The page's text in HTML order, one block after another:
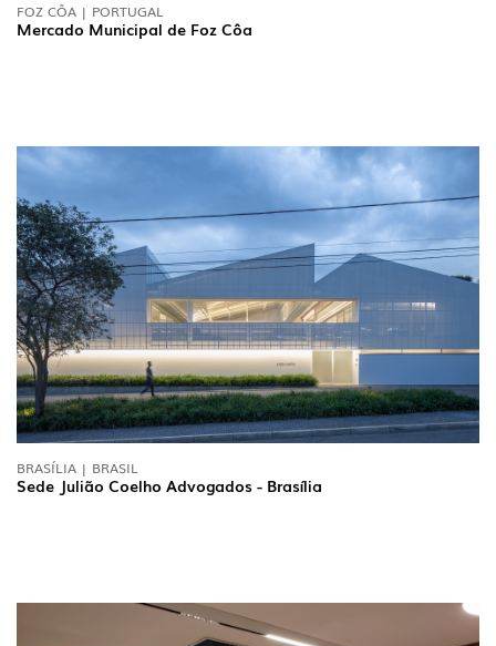
FOZ CÔA | PORTUGAL
Mercado Municipal de Foz Côa
BRASÍLIA | BRASIL
Sede Julião Coelho Advogados - Brasília